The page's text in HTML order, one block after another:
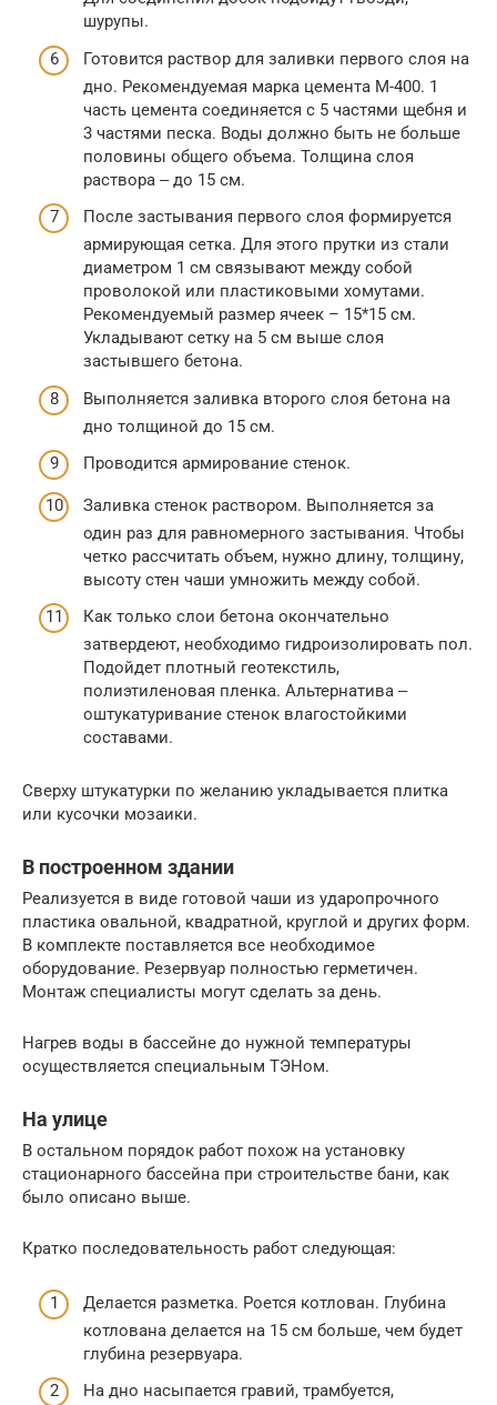
шурупы.
Готовится раствор для заливки первого слоя на
дно. Рекомендуемая марка цемента М-400. 1
часть цемента соединяется с 5 частями щебня и
3 частями песка. Воды должно быть не больше
половины общего объема. Толщина слоя
раствора ‒ до 15 см.
После застывания первого слоя формируется
армирующая сетка. Для этого прутки из стали
диаметром 1 см связывают между собой
проволокой или пластиковыми хомутами.
Рекомендуемый размер ячеек – 15*15 см.
Укладывают сетку на 5 см выше слоя
застывшего бетона.
Выполняется заливка второго слоя бетона на
дно толщиной до 15 см.
Проводится армирование стенок.
Заливка стенок раствором. Выполняется за
один раз для равномерного застывания. Чтобы
четко рассчитать объем, нужно длину, толщину,
высоту стен чаши умножить между собой.
Как только слои бетона окончательно
затвердеют, необходимо гидроизолировать пол.
Подойдет плотный геотекстиль,
полиэтиленовая пленка. Альтернатива ‒
оштукатуривание стенок влагостойкими
составами.
Сверху штукатурки по желанию укладывается плитка
или кусочки мозаики.
В построенном здании
Реализуется в виде готовой чаши из ударопрочного
пластика овальной, квадратной, круглой и других форм.
В комплекте поставляется все необходимое
оборудование. Резервуар полностью герметичен.
Монтаж специалисты могут сделать за день.
Нагрев воды в бассейне до нужной температуры
осуществляется специальным ТЭНом.
На улице
В остальном порядок работ похож на установку
стационарного бассейна при строительстве бани, как
было описано выше.
Кратко последовательность работ следующая:
Делается разметка. Роется котлован. Глубина
котлована делается на 15 см больше, чем будет
глубина резервуара.
На дно насыпается гравий, трамбуется,